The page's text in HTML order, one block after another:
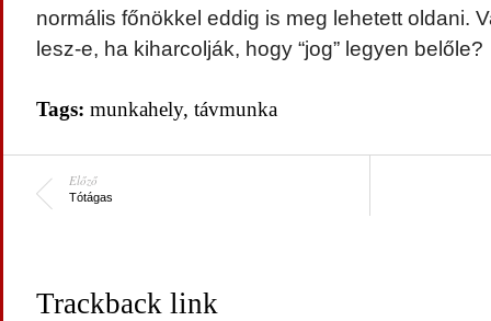
normális főnökkel eddig is meg lehetett oldani.
lesz-e, ha kiharcolják, hogy “jog” legyen belőle?
Tags: munkahely, távmunka
Előző
Tótágas
Trackback link